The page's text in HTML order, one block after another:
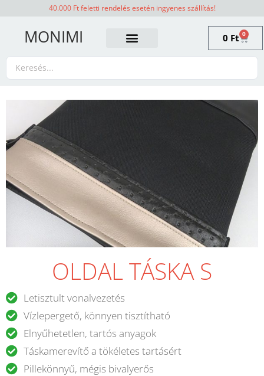
40.000 Ft feletti rendelés esetén ingyenes szállítás!
MONIMI 0 Ft 0
OLDAL TÁSKA S
Letisztult vonalvezetés
Vízlepergető, könnyen tisztítható
Elnyűhetetlen, tartós anyagok
Táskamerevítő a tökéletes tartásért
Pillekönnyű, mégis bivalyerős